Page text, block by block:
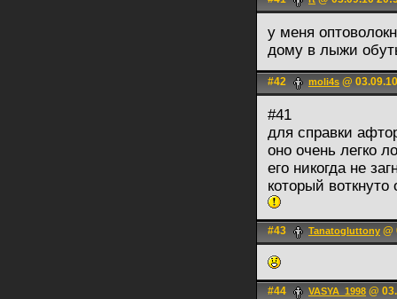
у меня
дому в лыжи
#42 moli4s @
#41
для справки
оно очень легко
его никогда не
который
#43 Tanatogluttony @
#44 VASYA_1998 @